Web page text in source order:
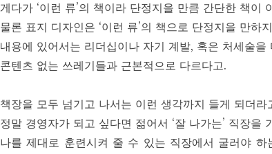
게다가 ‘이런 류’의 책이라 단정지을 만큼 간단한 책이
물론 표지 디자인은 ‘이런 류’의 책으로 단정지을 만하
내용에 있어서는 리더십이나 자기 계발, 혹은 처세술을
콘텐츠 없는 쓰레기들과 근본적으로 다르다고.
책장을 모두 넘기고 나서는 이런 생각까지 들게 되더라
정말 경영자가 되고 싶다면 젊어서 ‘잘 나가는’ 직장을
나를 제대로 훈련시켜 줄 수 있는 직장에서 굴러야 하